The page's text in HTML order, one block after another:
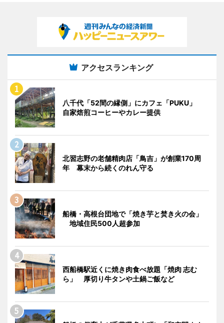
アクセスランキング
八千代「52間の縁側」にカフェ「PUKU」
自家焙煎コーヒーやカレー提供
北習志野の老舗精肉店「鳥吉」が創業170周
年 幕末から続くのれん守る
船橋・高根台団地で「焼き芋と焚き火の会」
地域住民500人超参加
西船橋駅近くに焼き肉食べ放題「焼肉 志む
ら」 厚切り牛タンや土鍋ご飯など